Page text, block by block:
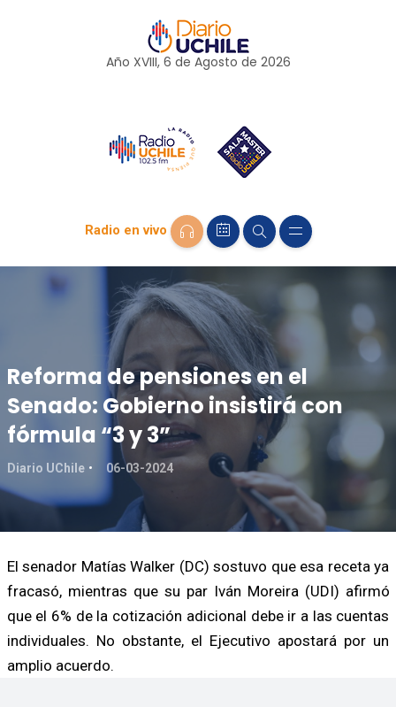
Año XVIII, 6 de Agosto de 2026
Radio en vivo
Reforma de pensiones en el
Senado: Gobierno insistirá con
fórmula “3 y 3”
Diario UChile 06-03-2024
El senador Matías Walker (DC) sostuvo que esa receta ya
fracasó, mientras que su par Iván Moreira (UDI) afirmó
que el 6% de la cotización adicional debe ir a las cuentas
individuales. No obstante, el Ejecutivo apostará por un
amplio acuerdo.